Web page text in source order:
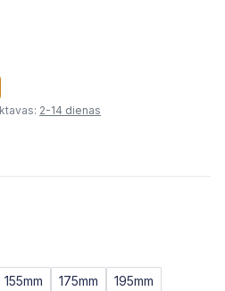
2-14 dienas
155mm 175mm
195mm